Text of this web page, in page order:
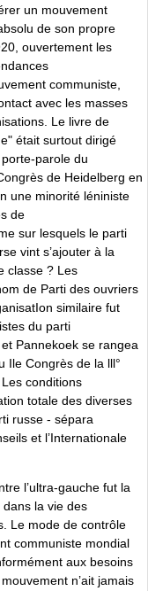
un mouvement
de son propre
ouvertement les
communiste,
avec les masses
Le livre de
était surtout dirigé
parole du
de Heidelberg en
une minorité léniniste
de
sur lesquels le parti
vint s’ajouter à la
classe ? Les
de Parti des ouvriers
similaire fut
du parti
Pannekoek se rangea
Ile Congrès de la lll°
conditions
totale des diverses
russe - sépara
et l’Internationale
l’ultra-gauche fut la
la vie des
Le mode de contrôle
communiste mondial
aux besoins
n’ait jamais